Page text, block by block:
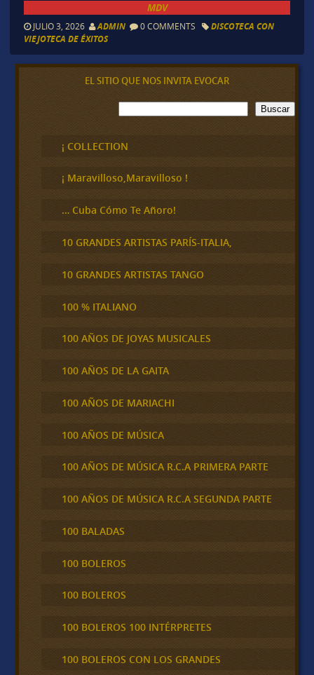
MDV
JULIO 3, 2026 ADMIN 0 COMMENTS
DISCOTECA CON
VIEJOTECA DE ÉXITOS
EL SITIO QUE NOS INVITA EVOCAR
B
u
c
a
Buscar
¡ COLLECTION
¡ Maravilloso,Maravilloso !
… Cuba Cómo Te Añoro!
10 GRANDES ARTISTAS PARÍS-ITALIA,
10 GRANDES ARTISTAS TANGO
100 % ITALIANO
100 AÑOS DE JOYAS MUSICALES
100 AÑOS DE LA GAITA
100 AÑOS DE MARIACHI
100 AÑOS DE MÚSICA
100 AÑOS DE MÚSICA R.C.A PRIMERA PARTE
100 AÑOS DE MÚSICA R.C.A SEGUNDA PARTE
100 BALADAS
100 BOLEROS
100 BOLEROS
100 BOLEROS 100 INTÉRPRETES
100 BOLEROS CON LOS GRANDES